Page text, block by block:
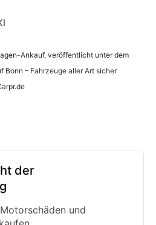
Ankauf, veröffentlicht unter dem
Bonn – Fahrzeuge aller Art sicher
der
und